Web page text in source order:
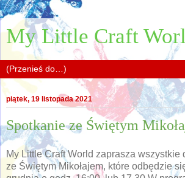
My Little Craft
piątek, 19 listopada 2021
Spotkanie ze Świętym
My Little Craft World zaprasza wszystkie
ze Świętym Mikołajem, które odbędzie